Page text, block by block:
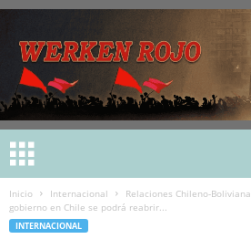
Inicio Internacional
Relaciones Chileno-
gobierno en Chile se podrá reabrir...
INTERNACIONAL